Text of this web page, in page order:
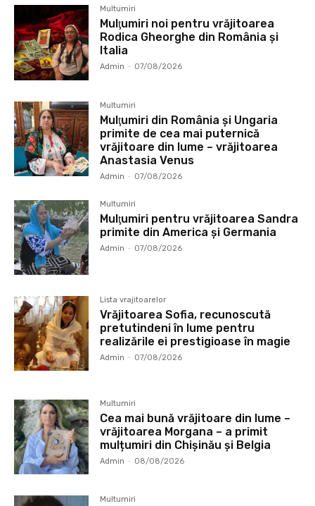
Multumiri
Mulţumiri noi pentru vrăjitoarea
Rodica Gheorghe din România și
Italia
Admin - 07/08/2026
Multumiri
Mulţumiri din România și Ungaria
primite de cea mai puternică
vrăjitoare din lume – vrăjitoarea
Anastasia Venus
Admin - 07/08/2026
Multumiri
Mulţumiri pentru vrăjitoarea Sandra
primite din America și Germania
Admin - 07/08/2026
Lista vrajitoarelor
Vrăjitoarea Sofia, recunoscută
pretutindeni în lume pentru
realizările ei prestigioase în magie
Admin - 07/08/2026
Multumiri
Cea mai bună vrăjitoare din lume –
vrăjitoarea Morgana – a primit
mulțumiri din Chișinău și Belgia
Admin - 08/08/2026
Multumiri